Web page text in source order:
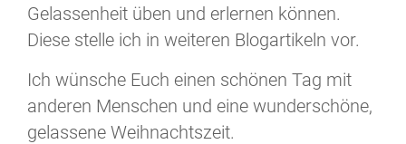
Gelassenheit üben und erlernen können.
Diese stelle ich in weiteren Blogartikeln vor.
Ich wünsche Euch einen schönen Tag mit
anderen Menschen und eine wunderschöne,
gelassene Weihnachtszeit.